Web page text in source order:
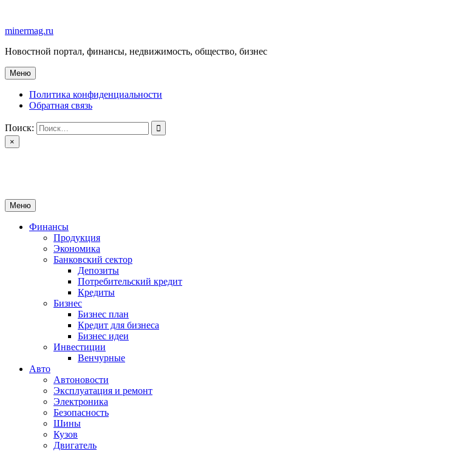
содержимому
minermag.ru
Новостной портал, финансы, недвижимость, общество, бизнес
Меню
Политика конфиденциальности
Обратная связь
Поиск:
×
Меню
Финансы
Продукция
Экономика
Банковский сектор
Депозиты
Потребительский кредит
Кредиты
Бизнес
Бизнес план
Кредит для бизнеса
Бизнес идеи
Инвестиции
Венчурные
Авто
Автоновости
Эксплуатация и ремонт
Электроника
Безопасность
Шины
Кузов
Двигатель